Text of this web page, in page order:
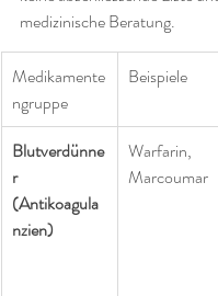
medizinische Beratung.
Medikamente
ngruppe
Beispiele
Blutverdünne
r
(Antikoagula
nzien)
Warfarin,
Marcoumar